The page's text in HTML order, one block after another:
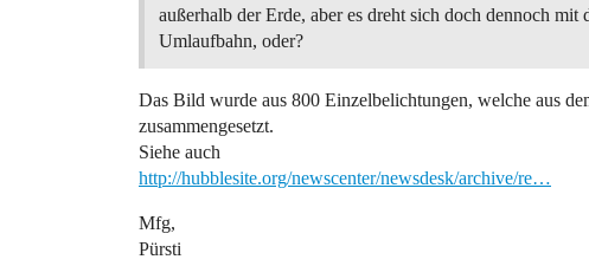
außerhalb der Erde, aber es dreht sich doch dennoch mit
Umlaufbahn, oder?
Das Bild wurde aus 800 Einzelbelichtungen, welche aus
zusammengesetzt.
Siehe auch
http://hubblesite.org/newscenter/newsdesk/archive/re…
Mfg,
Pürsti